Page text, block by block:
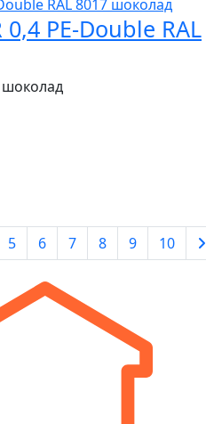
PE-Double RAL
шоколад
5 6 7 8 9 10